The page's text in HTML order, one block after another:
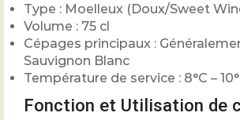
Type : Moelleux (Doux/Sweet
Volume : 75 cl
Cépages principaux :
Sauvignon Blanc
Température de service : 8°C –
Fonction et Utilisation de